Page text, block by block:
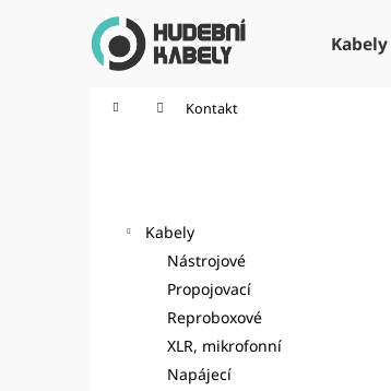
Kabely
Domů Kontakt
Kabely
Nástrojové
Propojovací
Reproboxové
XLR, mikrofonní
Napájecí
Zpět
Zpět